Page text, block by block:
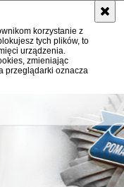
korzystanie z
tych plików, to
urządzenia.
zmieniając
przeglądarki oznacza